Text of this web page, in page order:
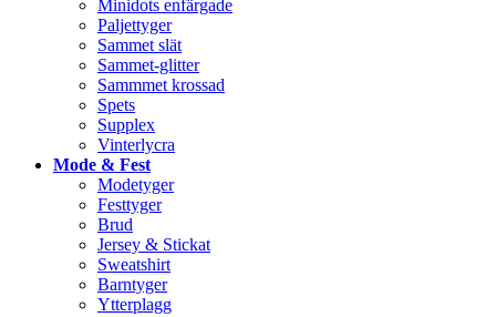
Minidots enfärgade
Paljettyger
Sammet slät
Sammet-glitter
Sammmet krossad
Spets
Supplex
Vinterlycra
Mode & Fest
Modetyger
Festtyger
Brud
Jersey & Stickat
Sweatshirt
Barntyger
Ytterplagg